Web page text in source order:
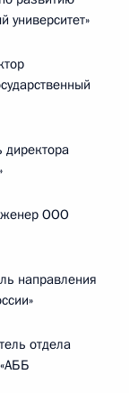
ООО
направления
отдела